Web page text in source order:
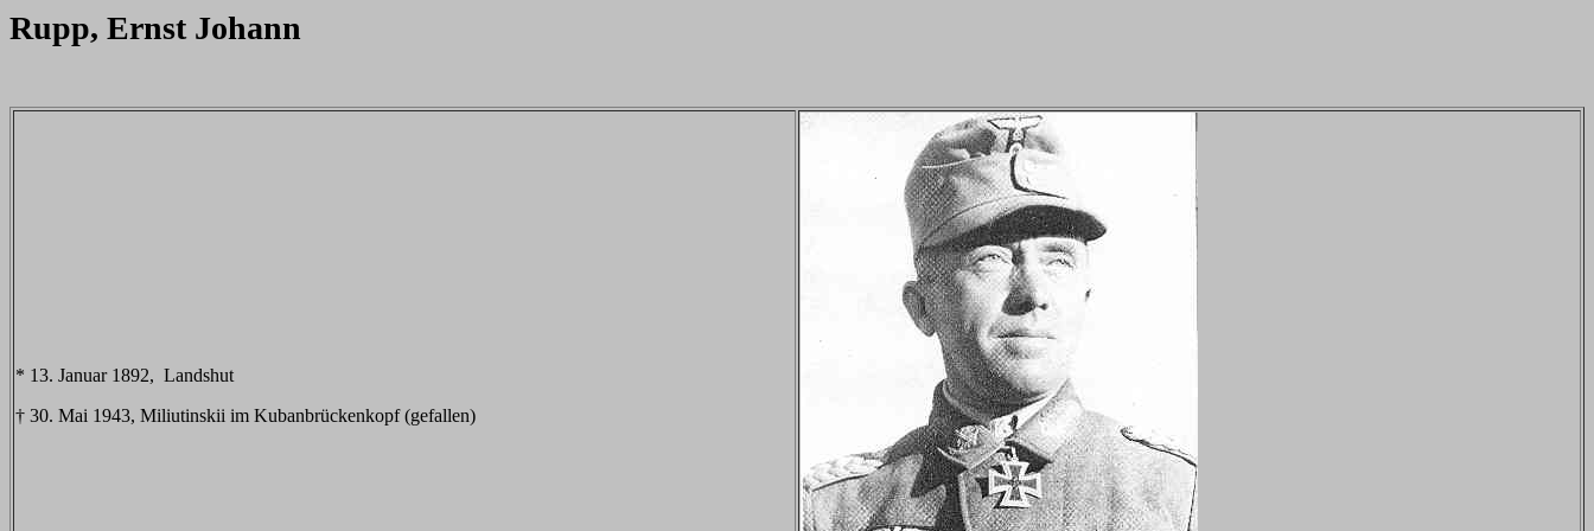
Rupp, Ernst Johann
* 13. Januar 1892, Landshut
† 30. Mai 1943, Miliutinskii im Kubanbrückenkopf (gefallen)